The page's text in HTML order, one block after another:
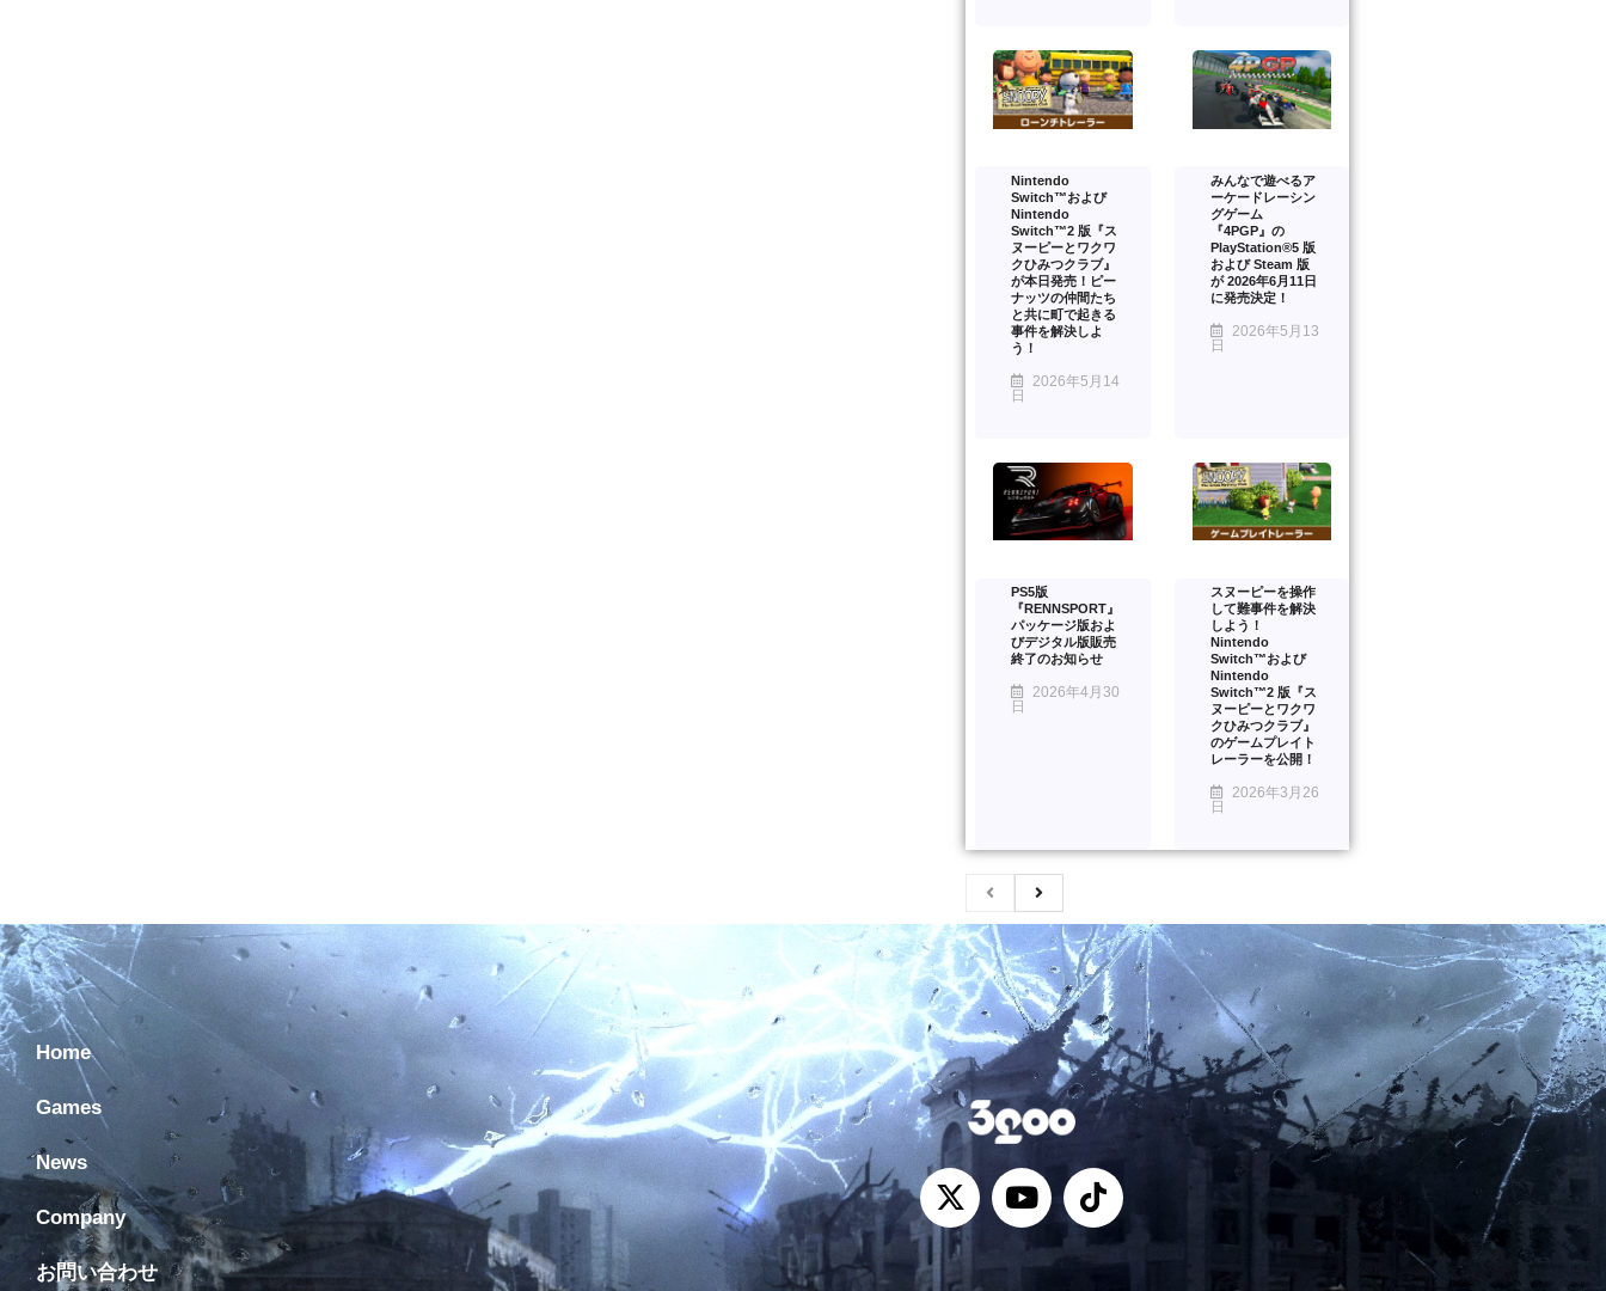
Nintendo
Switch™および
Nintendo
Switch™2 版『ス
ヌーピーとワクワ
クひみつクラブ』
が本日発売！ピー
ナッツの仲間たち
と共に町で起きる
事件を解決しよ
う！
2026年5月14
日
みんなで遊べるア
ーケードレーシン
グゲーム
『4PGP』の
PlayStation®5 版
および Steam 版
が 2026年6月11日
に発売決定！
2026年5月13
日
PS5版
『RENNSPORT』
パッケージ版およ
びデジタル版販売
終了のお知らせ
2026年4月30
日
スヌーピーを操作
して難事件を解決
しよう！
Nintendo
Switch™および
Nintendo
Switch™2 版『ス
ヌーピーとワクワ
クひみつクラブ』
のゲームプレイト
レーラーを公開！
2026年3月26
日
Home
Games
News
Company
お問い合わせ